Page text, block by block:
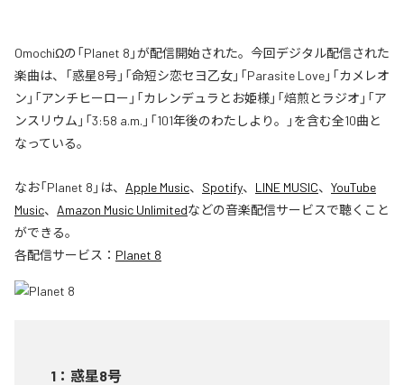
OmochiΩの「Planet 8」が配信開始された。今回デジタル配信された
楽曲は、「惑星8号」「命短シ恋セヨ乙女」「Parasite Love」「カメレオ
ン」「アンチヒーロー」「カレンデュラとお姫様」「焙煎とラジオ」「ア
ンスリウム」「3:58 a.m.」「101年後のわたしより。」を含む全10曲と
なっている。
なお「Planet 8 」は、 Apple Music、 Spotify、 LINE MUSIC、 YouTube
Music、 Amazon Music Unlimitedなどの音楽配信サービスで聴くこと
ができる。
各配信サービス： Planet 8
1 ： 惑星8号